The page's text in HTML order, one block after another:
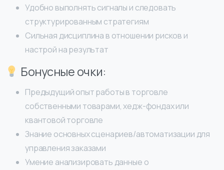
Удобно выполнять сигналы и следовать
структурированным стратегиям
Сильная дисциплина в отношении рисков и
настрой на результат
Бонусные очки:
Предыдущий опыт работы в торговле
собственными товарами, хедж-фондах или
квантовой торговле
Знание основных сценариев/автоматизации для
управления заказами
Умение анализировать данные о